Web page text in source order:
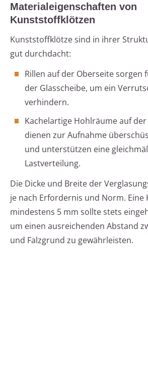
Materialeigenschaften von
Kunststoffklötzen
Kunststoffklötze sind in ihrer
gut durchdacht:
Rillen auf der Oberseite sorgen
der Glasscheibe, um ein
verhindern.
Kachelartige Hohlräume auf
dienen zur Aufnahme
und unterstützen eine
Lastverteilung.
Die Dicke und Breite der
je nach Erfordernis und Norm. Eine
mindestens 5 mm sollte stets
um einen ausreichenden Abstand
und Falzgrund zu gewährleisten.